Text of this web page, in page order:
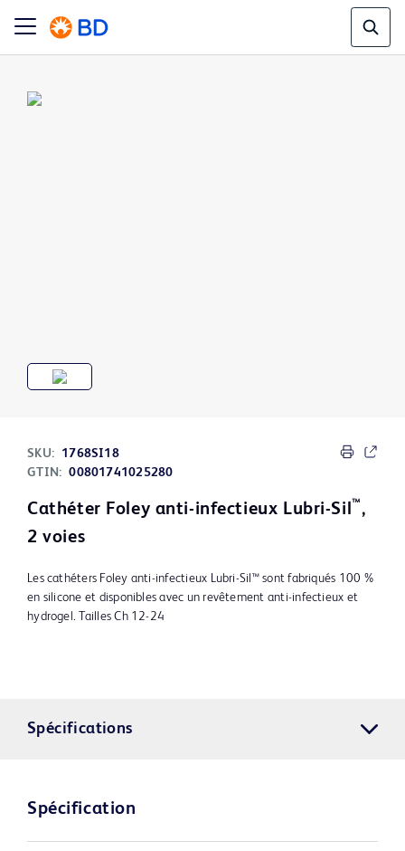
SKU:
1768SI18
GTIN: 00801741025280
Cathéter Foley anti-infectieux Lubri-Sil™ ,
2 voies
Les cathéters Foley anti-infectieux Lubri-Sil™ sont fabriqués 100 %
en silicone et disponibles avec un revêtement anti-infectieux et
hydrogel. Tailles Ch 12-24
Spécifications
Spécification